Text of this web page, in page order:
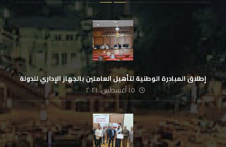
إطلاق المبادرة الوطنية لتأهيل العاملين بالجهاز الإداري للدولة
١٥ أغسطس، ٢٠٢١